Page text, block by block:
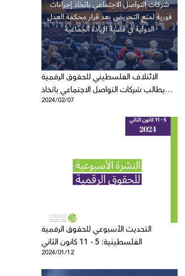
الائتلاف الفلسطيني للحقوق الرقمية
يطالب شركات التواصل الاجتماعي باتخاذ
إجراءات فورية لمنع التحريض بعد قرار محكمة
العدل الدولية في قضية الإبادة الجماعية
2024/02/07
التحديث الأسبوعي للحقوق الرقمية
الفلسطينية: 5 - 11 كانون الثاني
2024/01/12